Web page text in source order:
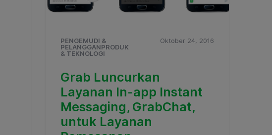
PENGEMUDI &
PELANGGANPRODUK
& TEKNOLOGI
Oktober 24, 2016
Grab Luncurkan
Layanan In-app Instant
Messaging, GrabChat,
untuk Layanan